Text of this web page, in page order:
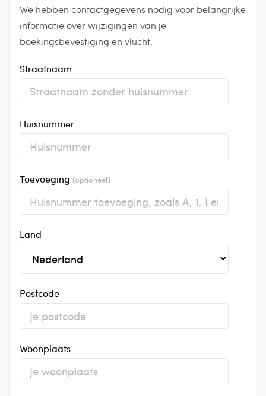
We hebben contactgegevens nodig voor belangrijke
informatie over wijzigingen van je
boekingsbevestiging en vlucht.
Straatnaam
Huisnummer
Toevoeging (optioneel)
Land
Postcode
Woonplaats